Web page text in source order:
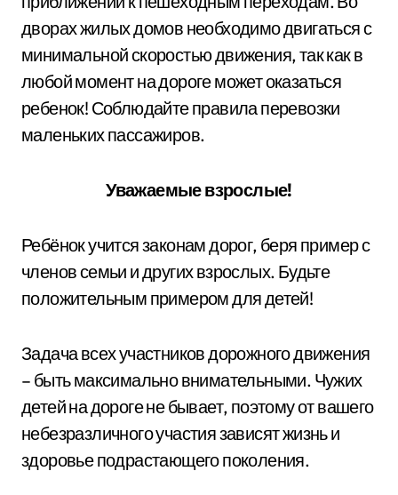
дворах жилых домов необходимо двигаться с
минимальной скоростью движения, так как в
любой момент на дороге может оказаться
ребенок! Соблюдайте правила перевозки
маленьких пассажиров.
Уважаемые взрослые!
Ребёнок учится законам дорог, беря пример с
членов семьи и других взрослых. Будьте
положительным примером для детей!
Задача всех участников дорожного движения
– быть максимально внимательными. Чужих
детей на дороге не бывает, поэтому от вашего
небезразличного участия зависят жизнь и
здоровье подрастающего поколения.